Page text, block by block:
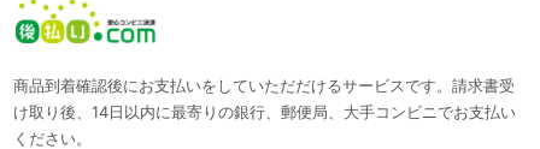
商品到着確認後にお支払いをしていただだけるサービスです。請求書受
け取り後、14日以内に最寄りの銀行、郵便局、大手コンビニでお支払い
ください。